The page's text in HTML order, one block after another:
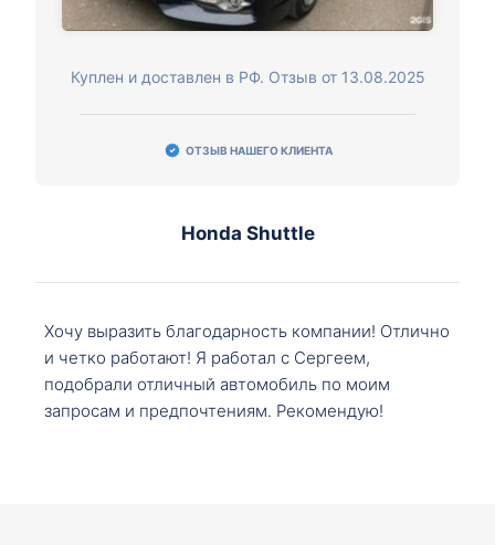
Куплен и доставлен в РФ. Отзыв от 13.08.2025
ОТЗЫВ НАШЕГО КЛИЕНТА
Honda Shuttle
Хочу выразить благодарность компании! Отлично
и четко работают! Я работал с Сергеем,
подобрали отличный автомобиль по моим
запросам и предпочтениям. Рекомендую!